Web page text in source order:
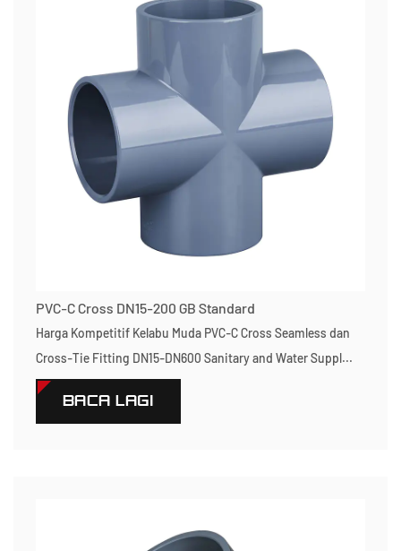
PVC-C Cross DN15-200 GB Standard
Harga Kompetitif Kelabu Muda PVC-C Cross Seamless dan
Cross-Tie Fitting DN15-DN600 Sanitary and Water Suppl...
BACA LAGI